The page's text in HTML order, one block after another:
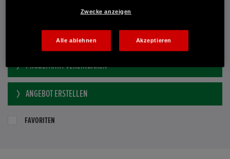
E-MAIL-ANFRAGE
PROBEFAHRT VEREINBAREN
ANGEBOT ERSTELLEN
FAVORITEN
Zwecke anzeigen
Alle ablehnen Akzeptieren